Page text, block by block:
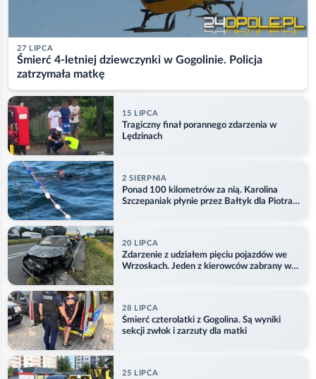
27 LIPCA
Śmierć 4-letniej dziewczynki w Gogolinie. Policja
zatrzymała matkę
15 LIPCA
Tragiczny finał porannego zdarzenia w
Lędzinach
2 SIERPNIA
Ponad 100 kilometrów za nią. Karolina
Szczepaniak płynie przez Bałtyk dla Piotra.
20 LIPCA
Zdarzenie z udziałem pięciu pojazdów we
Wrzoskach. Jeden z kierowców zabrany w
28 LIPCA
Śmierć czterolatki z Gogolina. Są wyniki
sekcji zwłok i zarzuty dla matki
25 LIPCA